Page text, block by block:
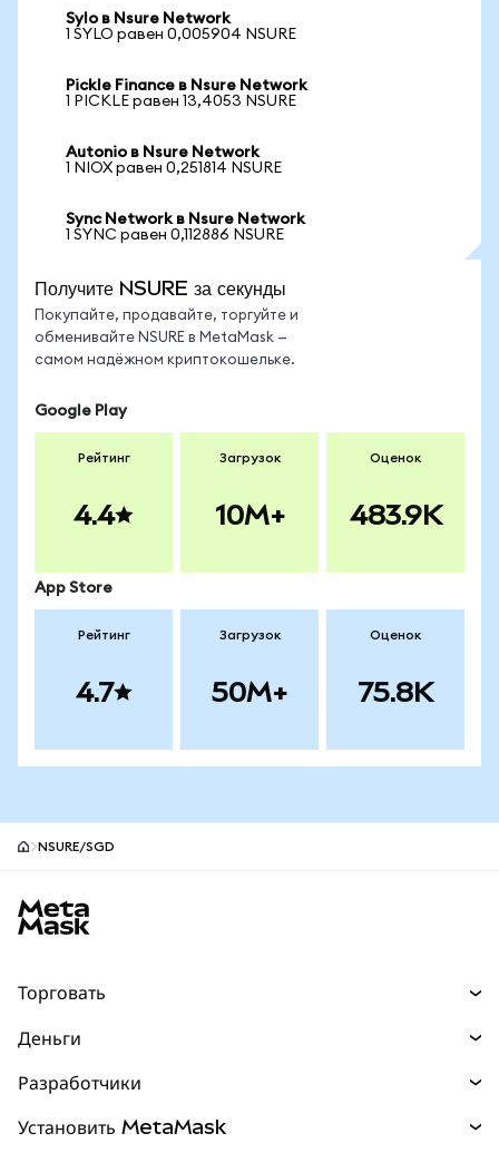
Sylo в Nsure Network
1 SYLO равен 0,005904 NSURE
Pickle Finance в Nsure Network
1 PICKLE равен 13,4053 NSURE
Autonio в Nsure Network
1 NIOX равен 0,251814 NSURE
Sync Network в Nsure Network
1 SYNC равен 0,112886 NSURE
Получите NSURE за секунды
Покупайте, продавайте, торгуйте и
обменивайте NSURE в MetaMask —
самом надёжном криптокошельке.
Google Play
Рейтинг
4.4
Загрузок
10M+
Оценок
483.9K
App Store
Рейтинг
4.7
Загрузок
50M+
Оценок
75.8K
NSURE/SGD
Торговать
Прогнозы
Перпы НОВИНКА
Деньги
mUSD
Разработчики
Установить MetaMask